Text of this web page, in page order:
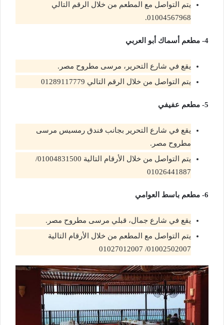
يتم التواصل مع المطعم من خلال الرقم التالي
01004567968.
4- مطعم أسماك أبو العربي
يقع في شارع التحرير، مرسى مطروح مصر.
يتم التواصل من خلال الرقم التالي 01289117779
5- مطعم عفيفي
يقع في شارع التحرير بجانب فندق رمسيس مرسى
مطروح مصر.
يتم التواصل من خلال الأرقام التالية 01004831500/
01026441887
6- مطعم باسط العوامي
يقع في شارع جمال، قبلي مرسى مطروح مصر.
يتم التواصل مع المطعم من خلال الأرقام التالية
01002502007/ 01027012007